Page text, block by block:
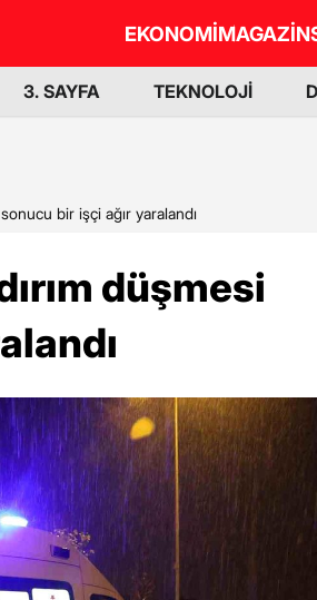
EKONOMİMAGAZİN
3. SAYFA TEKNOLOJİ
bir işçi ağır yaralandı
düşmesi